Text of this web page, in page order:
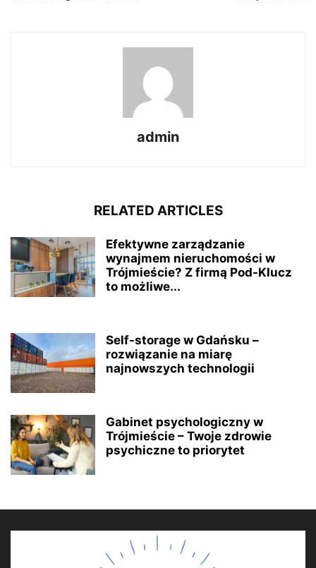
admin
RELATED ARTICLES
Efektywne zarządzanie
wynajmem nieruchomości w
Trójmieście? Z firmą Pod-Klucz
to możliwe...
Self-storage w Gdańsku –
rozwiązanie na miarę
najnowszych technologii
Gabinet psychologiczny w
Trójmieście – Twoje zdrowie
psychiczne to priorytet